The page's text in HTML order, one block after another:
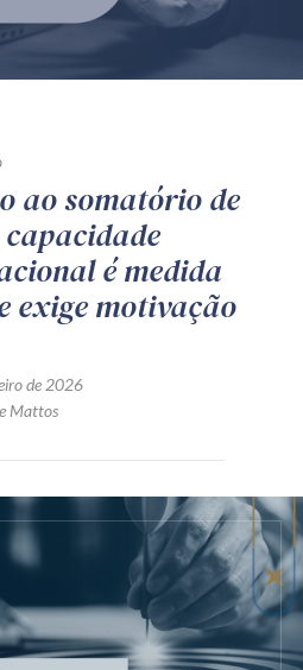
e serviços
por Escrito
Zênite
presenciais
in Company
Receba por RSS
Setembro, 4698
ao somatório de
é medida
exige motivação
de 2026
Mattos